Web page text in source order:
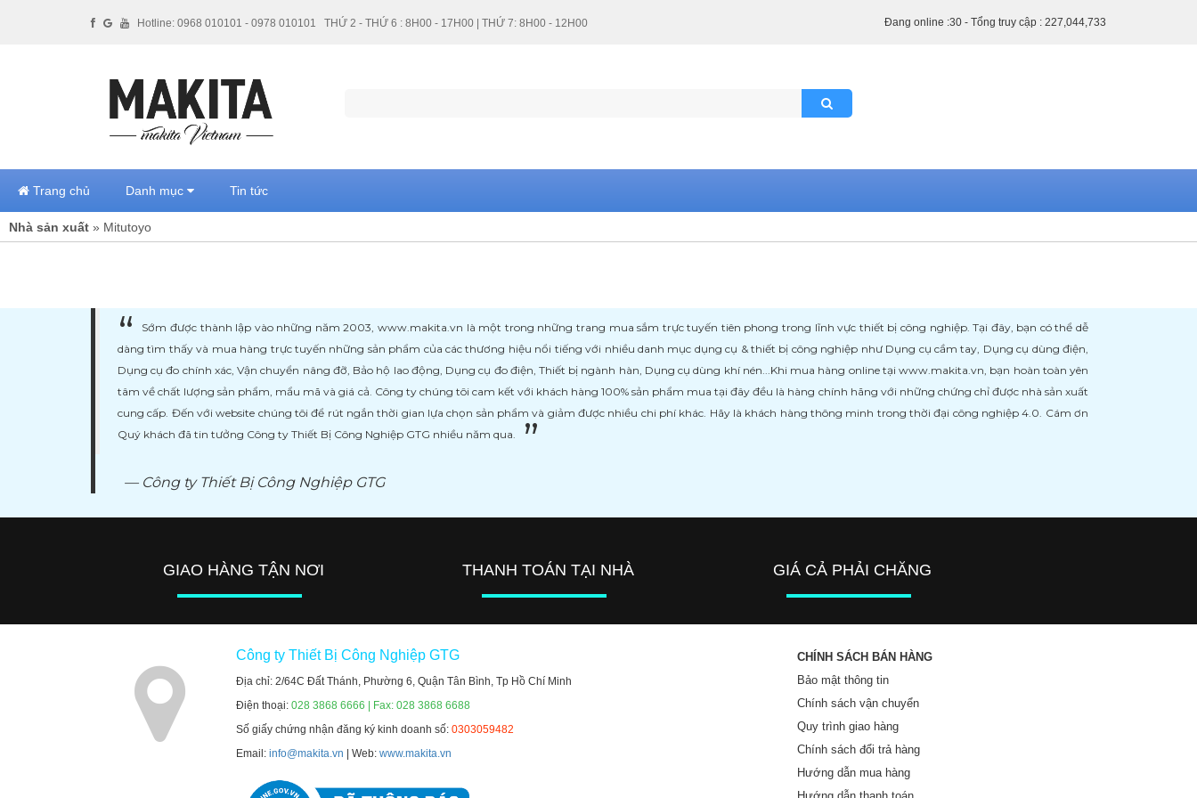
Trang chủ Danh mục Tin tức
Nhà sản xuất » Mitutoyo
Sớm được thành lập vào những năm 2003, www.makita.vn là một trong những trang mua sắm trực tuyến tiên phong trong lĩnh vực thiết bị công nghiệp. Tại đây, bạn có thể dễ
dàng tìm thấy và mua hàng trực tuyến những sản phẩm của các thương hiệu nổi tiếng với nhiều danh mục dụng cụ & thiết bị công nghiệp như Dụng cụ cầm tay, Dụng cụ dùng điện,
Dụng cụ đo chính xác, Vận chuyển nâng đỡ, Bảo hộ lao động, Dụng cụ đo điện, Thiết bị ngành hàn, Dụng cụ dùng khí nén...Khi mua hàng online tại www.makita.vn, bạn hoàn toàn yên
tâm về chất lượng sản phẩm, mẩu mã và giá cả. Công ty chúng tôi cam kết với khách hàng 100% sản phẩm mua tại đây đều là hàng chính hãng với những chứng chỉ được nhà sản xuất
cung cấp. Đến với website chúng tôi để rút ngắn thời gian lựa chọn sản phẩm và giảm được nhiều chi phí khác. Hãy là khách hàng thông minh trong thời đại công nghiệp 4.0. Cám ơn
Quý khách đã tin tưởng Công ty Thiết Bị Công Nghiệp GTG nhiều năm qua.
Công ty Thiết Bị Công Nghiệp GTG
GIAO HÀNG TẬN NƠI THANH TOÁN TẠI NHÀ GIÁ CẢ PHẢI CHĂNG
Công ty Thiết Bị Công Nghiệp GTG
Địa chỉ: 2/64C Đất Thánh, Phường 6, Quận Tân Bình, Tp Hồ Chí Minh
Điện thoại:028 3868 6666 | Fax: 028 3868 6688
Số giấy chứng nhận đăng ký kinh doanh số:0303059482
Email:info@makita.vn | Web:www.makita.vn
CHÍNH SÁCH BÁN HÀNG
Bảo mật thông tin
Chính sách vận chuyển
Quy trình giao hàng
Chính sách đổi trả hàng
Hướng dẫn mua hàng
Hotline: 0968 010101 - 0978 010101 THỨ 2 - THỨ 6 : 8H00 - 17H00 | THỨ 7: 8H00 - 12H00 Đang online :30 - Tổng truy cập : 227,044,733